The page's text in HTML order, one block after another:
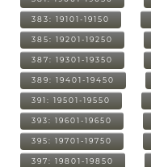
383: 19101-19150
385: 19201-19250
387: 19301-19350
389: 19401-19450
391: 19501-19550
393: 19601-19650
395: 19701-19750
397: 19801-19850